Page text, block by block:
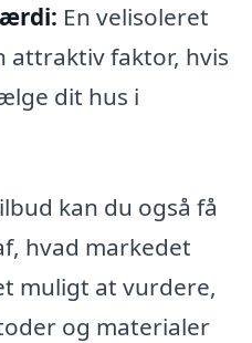
En velisoleret
attraktiv faktor, hvis
dit hus i
kan du også få
hvad markedet
muligt at vurdere,
og materialer